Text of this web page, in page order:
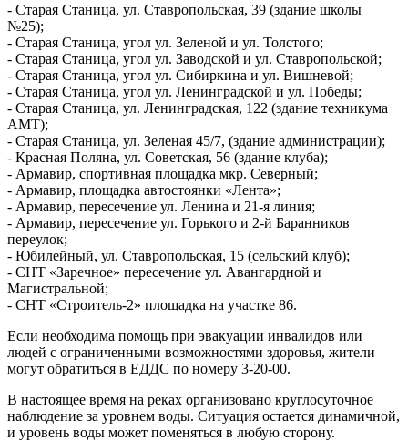
- Старая Станица, ул. Ставропольская, 39 (здание школы
№25);
- Старая Станица, угол ул. Зеленой и ул. Толстого;
- Старая Станица, угол ул. Заводской и ул. Ставропольской;
- Старая Станица, угол ул. Сибиркина и ул. Вишневой;
- Старая Станица, угол ул. Ленинградской и ул. Победы;
- Старая Станица, ул. Ленинградская, 122 (здание техникума
АМТ);
- Старая Станица, ул. Зеленая 45/7, (здание администрации);
- Красная Поляна, ул. Советская, 56 (здание клуба);
- Армавир, спортивная площадка мкр. Северный;
- Армавир, площадка автостоянки «Лента»;
- Армавир, пересечение ул. Ленина и 21-я линия;
- Армавир, пересечение ул. Горького и 2-й Баранников
переулок;
- Юбилейный, ул. Ставропольская, 15 (сельский клуб);
- СНТ «Заречное» пересечение ул. Авангардной и
Магистральной;
- СНТ «Строитель-2» площадка на участке 86.
Если необходима помощь при эвакуации инвалидов или
людей с ограниченными возможностями здоровья, жители
могут обратиться в ЕДДС по номеру 3-20-00.
В настоящее время на реках организовано круглосуточное
наблюдение за уровнем воды. Ситуация остается динамичной,
и уровень воды может поменяться в любую сторону.